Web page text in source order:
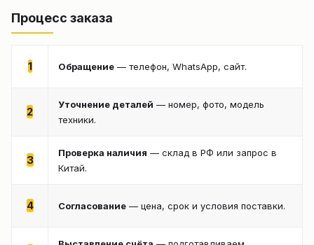
Процесс заказа
1 Обращение — телефон, WhatsApp, сайт.
2
Уточнение деталей — номер, фото, модель
техники.
3
Проверка наличия — склад в РФ или запрос в
Китай.
4 Согласование — цена, срок и условия поставки.